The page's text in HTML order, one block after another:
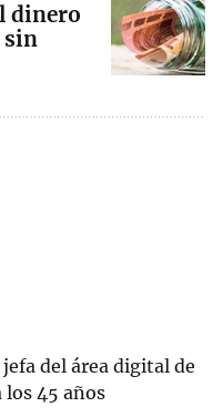
dinero
sin
del área digital de
45 años